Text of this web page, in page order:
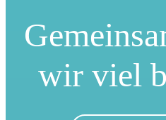
wir viel